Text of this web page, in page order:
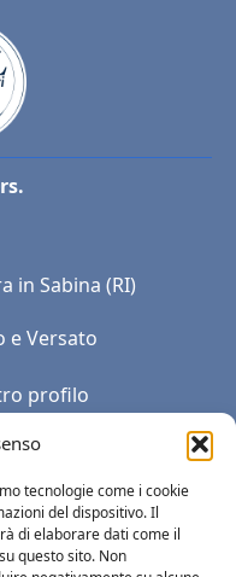
tecnologie come i cookie
del dispositivo. Il
di elaborare dati come il
questo sito. Non
in Sabina (RI)
e Versato
profilo